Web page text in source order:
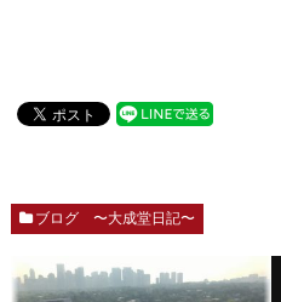
ブログ 〜大成堂日記〜